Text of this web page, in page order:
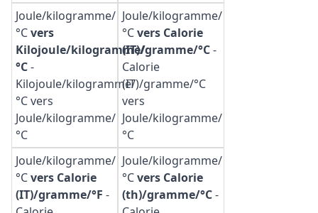
Joule/kilogramme/
°Cvers
Kilojoule/kilogramme/
°C-
Kilojoule/kilogramme/
°C vers
Joule/kilogramme/
°C
Joule/kilogramme/
°Cvers Calorie
(IT)/gramme/°C-
Calorie
(IT)/gramme/°C
vers
Joule/kilogramme/
°C
Joule/kilogramme/
°Cvers Calorie
(IT)/gramme/°F -
Joule/kilogramme/
°Cvers Calorie
(th)/gramme/°C-